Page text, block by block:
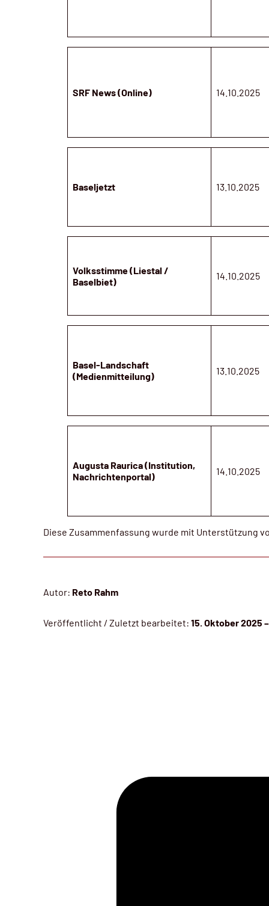
SRF News (Online) 14.10.2025
Baseljetzt 13.10.2025
Volksstimme (Liestal /
Baselbiet)
14.10.2025
Basel-Landschaft
(Medienmitteilung)
13.10.2025
Augusta Raurica (Institution,
Nachrichtenportal)
14.10.2025
Diese Zusammenfassung wurde mit Unterstützung
Autor: Reto Rahm
Veröffentlicht / Zuletzt bearbeitet: 15. Oktober 2025